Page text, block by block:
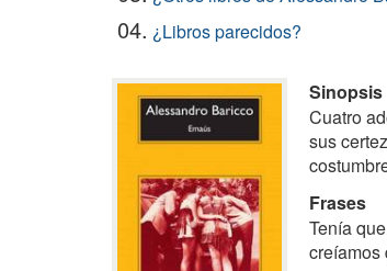
04. ¿Libros parecidos?
Sinopsis
Cuatro
sus
Frases
Tenía
creíamos